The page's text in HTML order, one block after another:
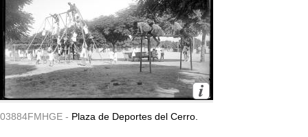
03884FMHGE - Plaza de Deportes del Cerro.